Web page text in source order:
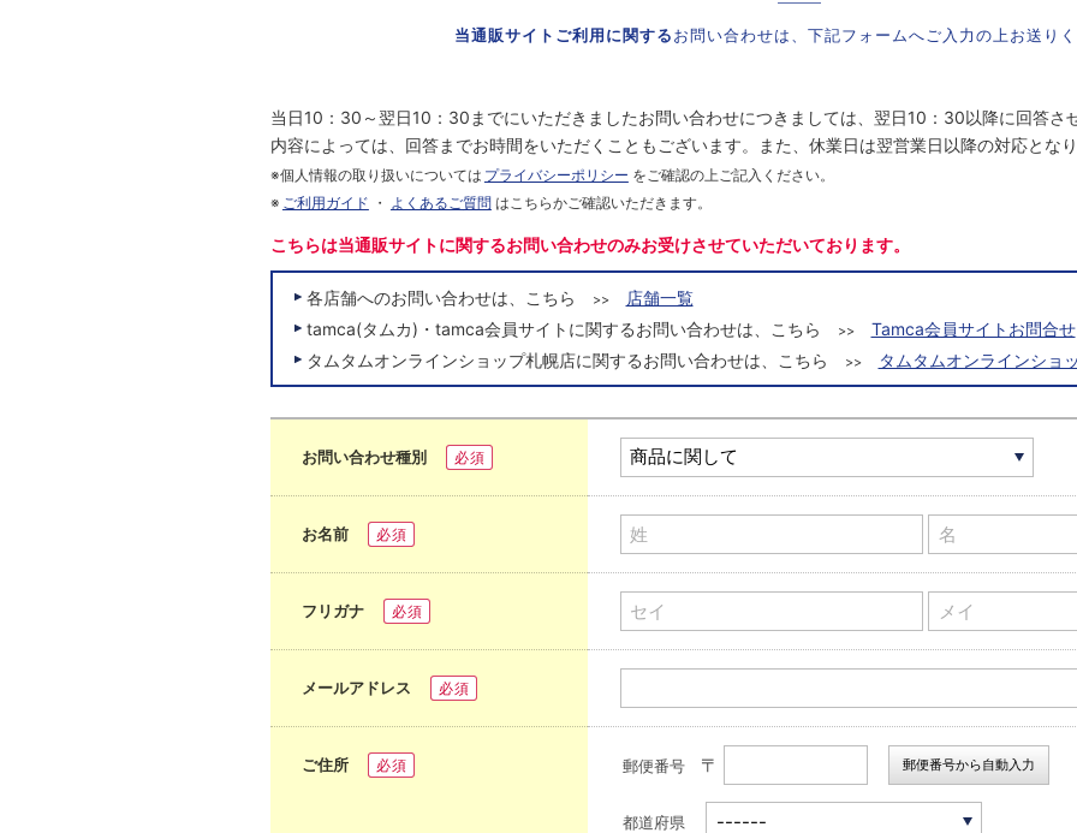
当通販サイトご利用に関するお問い合わせは、 下記フォームへご入力の上お送り
当日10：30～翌日10：30までにいただきましたお問い合わせにつきましては、翌日10：30以降に回答さ
内容によっては、回答までお時間をいただくこともございます。また、休業日は翌営業日以降の対応とな
※個人情報の取り扱いについては プライバシーポリシー をご確認の上ご記入ください。
※ ご利用ガイド ・ よくあるご質問 はこちらかご確認いただきます。
こちらは当通販サイトに関するお問い合わせのみお受けさせていただいております。
各店舗へのお問い合わせは、こちら >>
店舗一覧
tamca(タムカ)・tamca会員サイトに関するお問い合わせは、こちら
>>
Tamca会員サイトお問合せ
タムタムオンラインショップ札幌店に関するお問い合わせは、こちら
>> タムタムオンラインショ
お問い合わせ種別 必須
お名前 必須
フリガナ 必須
メールアドレス 必須
ご住所 必須 郵便番号 〒 郵便番号から自動入力
都道府県